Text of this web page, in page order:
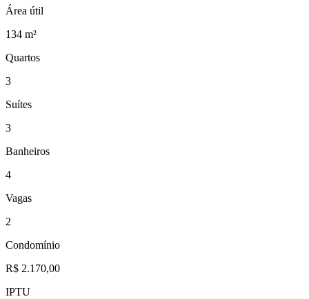
Área útil
134 m²
Quartos
3
Suítes
3
Banheiros
4
Vagas
2
Condomínio
R$ 2.170,00
IPTU